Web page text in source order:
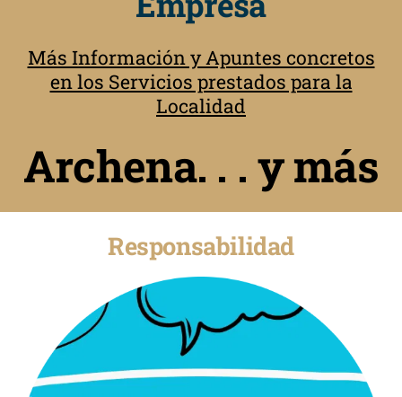
Más Información y Apuntes concretos
en los Servicios prestados para la
Localidad
Archena. . . y más
Responsabilidad